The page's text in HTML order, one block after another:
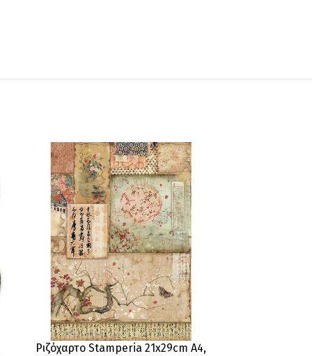
Ριζόχαρτο Stamperia 21x29cm A4,